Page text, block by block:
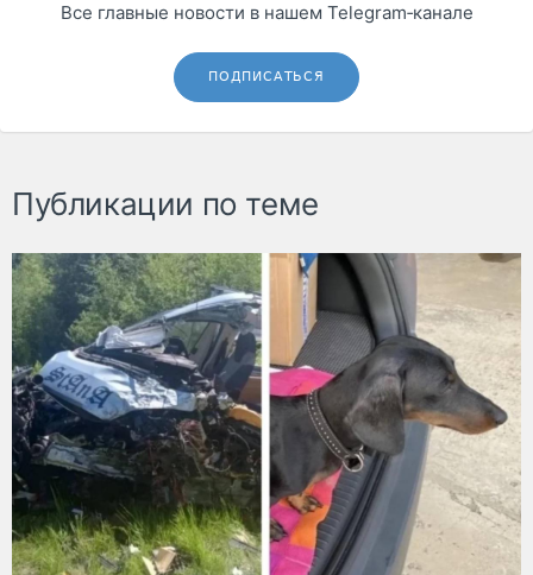
Все главные новости в нашем Telegram‑канале
ПОДПИСАТЬСЯ
Публикации по теме